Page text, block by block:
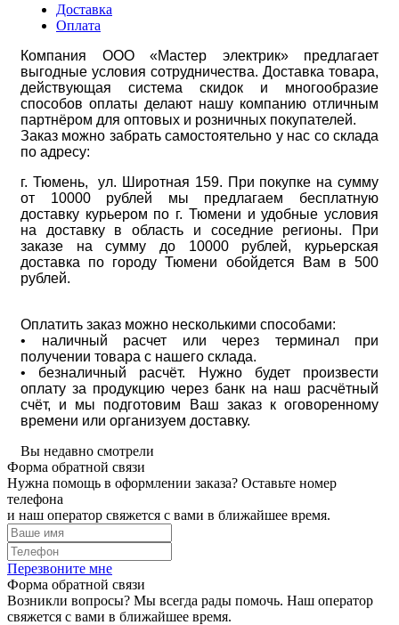
Доставка
Оплата
Компания ООО «Мастер электрик» предлагает
выгодные условия сотрудничества. Доставка товара,
действующая система скидок и многообразие
способов оплаты делают нашу компанию отличным
партнёром для оптовых и розничных покупателей.
Заказ можно забрать самостоятельно у нас со склада
по адресу:
г. Тюмень, ул. Широтная 159. При покупке на сумму
от 10000 рублей мы предлагаем бесплатную
доставку курьером по г. Тюмени и удобные условия
на доставку в область и соседние регионы. При
заказе на сумму до 10000 рублей, курьерская
доставка по городу Тюмени обойдется Вам в 500
рублей.
Оплатить заказ можно несколькими способами:
• наличный расчет или через терминал при
получении товара с нашего склада.
• безналичный расчёт. Нужно будет произвести
оплату за продукцию через банк на наш расчётный
счёт, и мы подготовим Ваш заказ к оговоренному
времени или организуем доставку.
Вы недавно смотрели
Форма обратной связи
Нужна помощь в оформлении заказа? Оставьте номер
телефона
и наш оператор свяжется с вами в ближайшее время.
Перезвоните мне
Форма обратной связи
Возникли вопросы? Мы всегда рады помочь. Наш оператор
свяжется с вами в ближайшее время.